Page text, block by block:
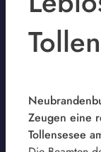
Zeugen eine
Tollensesee